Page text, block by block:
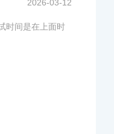
2026-03-12
时间是在上面时